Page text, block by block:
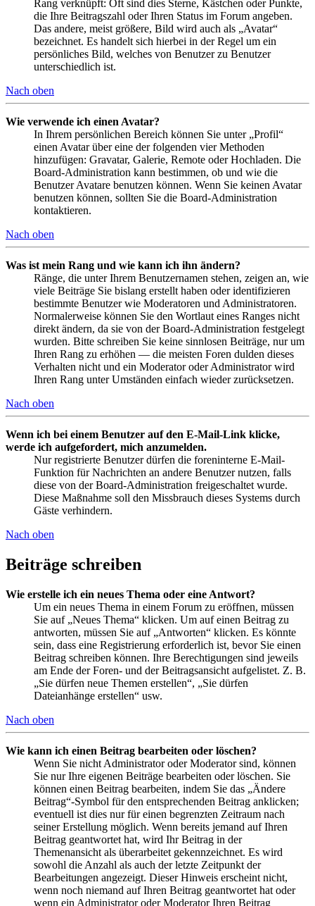
Rang verknüpft: Oft sind dies Sterne, Kästchen oder Punkte,
die Ihre Beitragszahl oder Ihren Status im Forum angeben.
Das andere, meist größere, Bild wird auch als „Avatar“
bezeichnet. Es handelt sich hierbei in der Regel um ein
persönliches Bild, welches von Benutzer zu Benutzer
unterschiedlich ist.
Nach oben
Wie verwende ich einen Avatar?
In Ihrem persönlichen Bereich können Sie unter „Profil“
einen Avatar über eine der folgenden vier Methoden
hinzufügen: Gravatar, Galerie, Remote oder Hochladen. Die
Board-Administration kann bestimmen, ob und wie die
Benutzer Avatare benutzen können. Wenn Sie keinen Avatar
benutzen können, sollten Sie die Board-Administration
kontaktieren.
Nach oben
Was ist mein Rang und wie kann ich ihn ändern?
Ränge, die unter Ihrem Benutzernamen stehen, zeigen an, wie
viele Beiträge Sie bislang erstellt haben oder identifizieren
bestimmte Benutzer wie Moderatoren und Administratoren.
Normalerweise können Sie den Wortlaut eines Ranges nicht
direkt ändern, da sie von der Board-Administration festgelegt
wurden. Bitte schreiben Sie keine sinnlosen Beiträge, nur um
Ihren Rang zu erhöhen — die meisten Foren dulden dieses
Verhalten nicht und ein Moderator oder Administrator wird
Ihren Rang unter Umständen einfach wieder zurücksetzen.
Nach oben
Wenn ich bei einem Benutzer auf den E-Mail-Link klicke,
werde ich aufgefordert, mich anzumelden.
Nur registrierte Benutzer dürfen die foreninterne E-Mail-
Funktion für Nachrichten an andere Benutzer nutzen, falls
diese von der Board-Administration freigeschaltet wurde.
Diese Maßnahme soll den Missbrauch dieses Systems durch
Gäste verhindern.
Nach oben
Beiträge schreiben
Wie erstelle ich ein neues Thema oder eine Antwort?
Um ein neues Thema in einem Forum zu eröffnen, müssen
Sie auf „Neues Thema“ klicken. Um auf einen Beitrag zu
antworten, müssen Sie auf „Antworten“ klicken. Es könnte
sein, dass eine Registrierung erforderlich ist, bevor Sie einen
Beitrag schreiben können. Ihre Berechtigungen sind jeweils
am Ende der Foren- und der Beitragsansicht aufgelistet. Z. B.
„Sie dürfen neue Themen erstellen“, „Sie dürfen
Dateianhänge erstellen“ usw.
Nach oben
Wie kann ich einen Beitrag bearbeiten oder löschen?
Wenn Sie nicht Administrator oder Moderator sind, können
Sie nur Ihre eigenen Beiträge bearbeiten oder löschen. Sie
können einen Beitrag bearbeiten, indem Sie das „Ändere
Beitrag“-Symbol für den entsprechenden Beitrag anklicken;
eventuell ist dies nur für einen begrenzten Zeitraum nach
seiner Erstellung möglich. Wenn bereits jemand auf Ihren
Beitrag geantwortet hat, wird Ihr Beitrag in der
Themenansicht als überarbeitet gekennzeichnet. Es wird
sowohl die Anzahl als auch der letzte Zeitpunkt der
Bearbeitungen angezeigt. Dieser Hinweis erscheint nicht,
wenn noch niemand auf Ihren Beitrag geantwortet hat oder
wenn ein Administrator oder Moderator Ihren Beitrag